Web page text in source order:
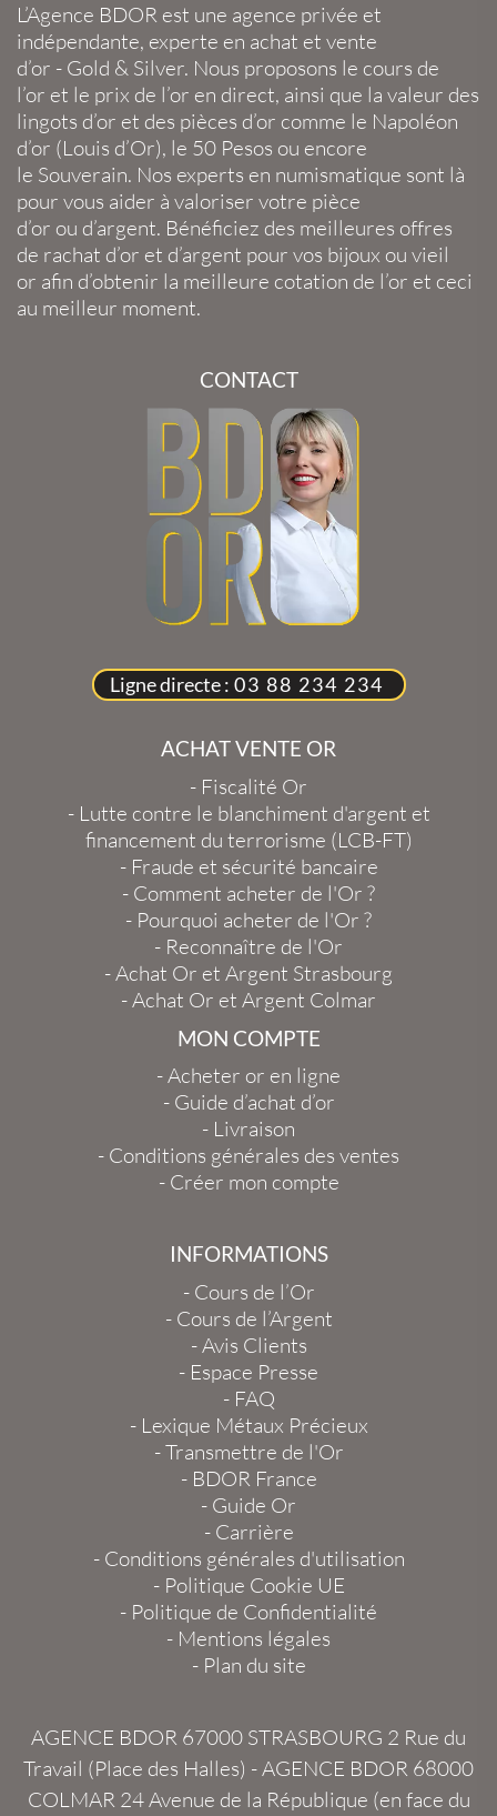
L’Agence BDOR est une agence privée et
indépendante, experte en achat et vente
d’or - Gold & Silver. Nous proposons le cours de
l’or et le prix de l’or en direct, ainsi que la valeur des
lingots d’or et des pièces d’or comme le Napoléon
d’or (Louis d’Or), le 50 Pesos ou encore
le Souverain. Nos experts en numismatique sont là
pour vous aider à valoriser votre pièce
d’or ou d’argent. Bénéficiez des meilleures offres
de rachat d’or et d’argent pour vos bijoux ou vieil
or afin d’obtenir la meilleure cotation de l’or et ceci
au meilleur moment.
CONTACT
Ligne directe : 03 88 234 234
ACHAT VENTE OR
- Fiscalité Or
- Lutte contre le blanchiment d'argent et
financement du terrorisme (LCB-FT)
- Fraude et sécurité bancaire
- Comment acheter de l'Or ?
- Pourquoi acheter de l'Or ?
- Reconnaître de l'Or
-Achat Or et Argent Strasbourg
-Achat Or et Argent Colmar
MON COMPTE
-Acheter or en ligne
- Guide d’achat d’or
- Livraison
- Conditions générales des ventes
- Créer mon compte
INFORMATIONS
- Cours de l’Or
- Cours de l’Argent
-Avis Clients
- Espace Presse
- FAQ
- Lexique Métaux Précieux
-Transmettre de l'Or
- BDOR France
- Guide Or
- Carrière
- Conditions générales d'utilisation
- Politique Cookie UE
- Politique de Confidentialité
- Mentions légales
- Plan du site
AGENCE BDOR 67000 STRASBOURG 2 Rue du
Travail (Place des Halles) -AGENCE BDOR 68000
COLMAR24 Avenue de la République (en face du